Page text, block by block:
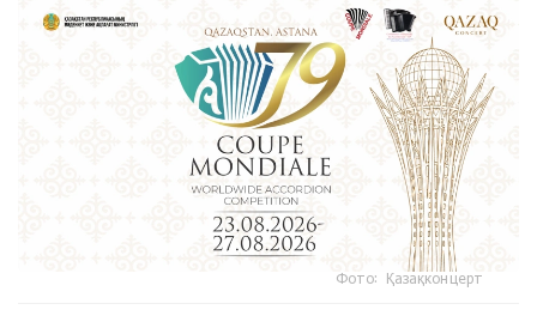
Фото: Қазақконцерт